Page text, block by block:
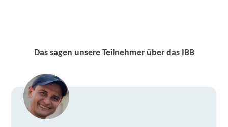
Das sagen unsere Teilnehmer über das IBB